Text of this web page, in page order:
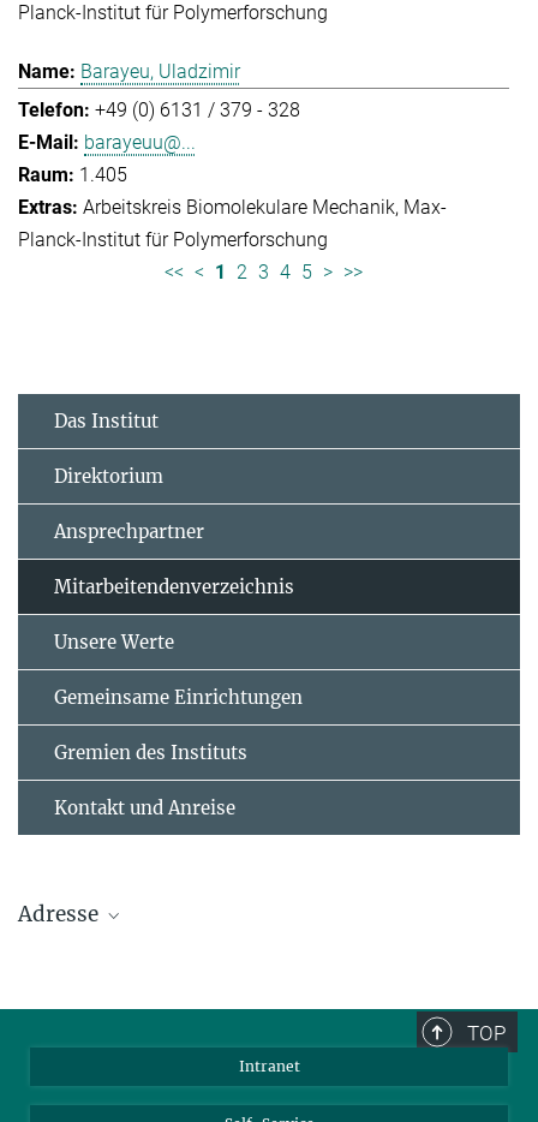
Planck-Institut für Polymerforschung
Barayeu, Uladzimir
+49 (0) 6131 / 379 - 328
barayeuu@...
1.405
Arbeitskreis Biomolekulare Mechanik Max-
Planck-Institut für Polymerforschung
<< < 1 2 3 4 5 > >>
Das Institut
Direktorium
Ansprechpartner
Mitarbeitendenverzeichnis
Unsere Werte
Gemeinsame Einrichtungen
Gremien des Instituts
Kontakt und Anreise
Adresse
55128 Mainz
Tel.: +49 6131 379-0
Fax: +49 6131 379-100
TOP
Intranet